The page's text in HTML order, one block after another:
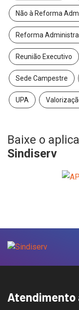
Não à Reforma
Reforma
Reunião Executivo
Sede Campestre
UPA
Baixe o
Sindiserv
Atendimento